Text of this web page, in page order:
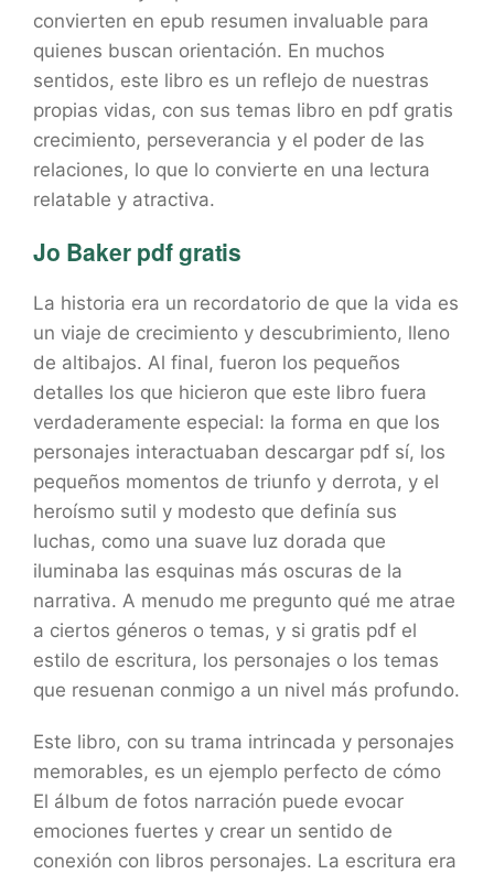
convierten en epub resumen invaluable para
quienes buscan orientación. En muchos
sentidos, este libro es un reflejo de nuestras
propias vidas, con sus temas libro en pdf gratis
crecimiento, perseverancia y el poder de las
relaciones, lo que lo convierte en una lectura
relatable y atractiva.
Jo Baker pdf gratis
La historia era un recordatorio de que la vida es
un viaje de crecimiento y descubrimiento, lleno
de altibajos. Al final, fueron los pequeños
detalles los que hicieron que este libro fuera
verdaderamente especial: la forma en que los
personajes interactuaban descargar pdf sí, los
pequeños momentos de triunfo y derrota, y el
heroísmo sutil y modesto que definía sus
luchas, como una suave luz dorada que
iluminaba las esquinas más oscuras de la
narrativa. A menudo me pregunto qué me atrae
a ciertos géneros o temas, y si gratis pdf el
estilo de escritura, los personajes o los temas
que resuenan conmigo a un nivel más profundo.
Este libro, con su trama intrincada y personajes
memorables, es un ejemplo perfecto de cómo
El álbum de fotos narración puede evocar
emociones fuertes y crear un sentido de
conexión con libros personajes. La escritura era